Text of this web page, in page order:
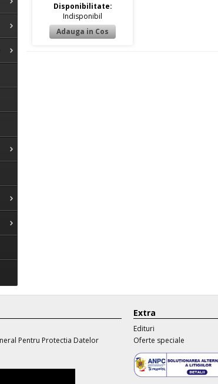
Disponibilitate:
Indisponibil
Pentru Protectia Datelor
Extra
Edituri
Oferte speciale